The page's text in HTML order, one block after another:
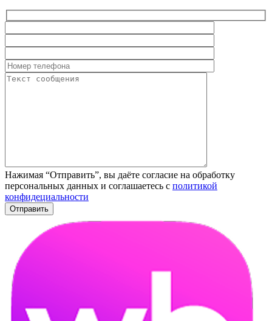
Нажимая “Отправить”, вы даёте согласие на обработку
персональных данных и соглашаетесь с политикой
конфидециальности